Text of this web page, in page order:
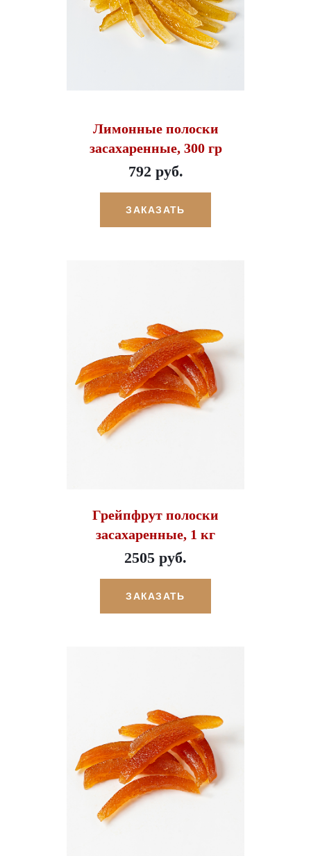
Лимонные полоски
засахаренные, 300 гр
792 руб.
ЗАКАЗАТЬ
Грейпфрут полоски
засахаренные, 1 кг
2505 руб.
ЗАКАЗАТЬ